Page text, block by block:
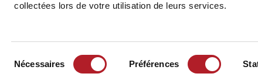
collectées lors de votre utilisation de leurs services.
Nécessaires Préférences
droits réservés.